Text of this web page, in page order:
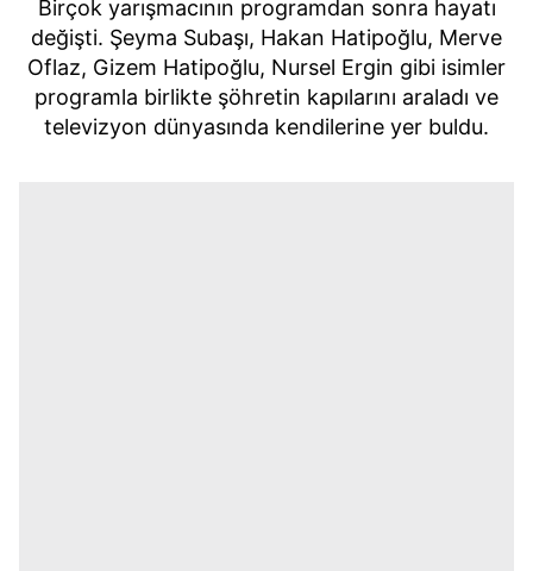
Birçok yarışmacının programdan sonra hayatı
değişti. Şeyma Subaşı, Hakan Hatipoğlu, Merve
Oflaz, Gizem Hatipoğlu, Nursel Ergin gibi isimler
programla birlikte şöhretin kapılarını araladı ve
televizyon dünyasında kendilerine yer buldu.